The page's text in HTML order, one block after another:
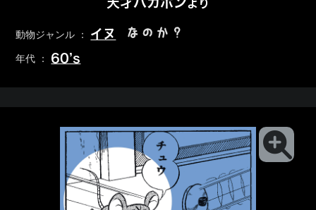
より
動物ジャンル ： イヌ なのか？
年代 ： 60’s